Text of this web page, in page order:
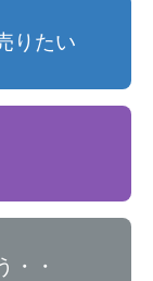
りたい
・・